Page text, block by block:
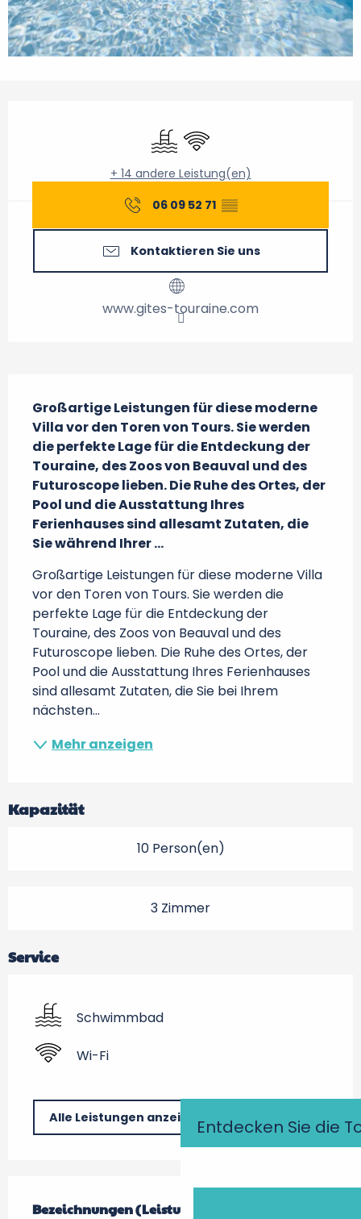
Entdecken Sie die
Schwimmbad
Wi-Fi
+ 14 andere Leistung(en)
06 09 52 71 ▒▒
Kontaktieren Sie uns
www.gites-touraine.com
Großartige Leistungen für diese moderne
Villa vor den Toren von Tours. Sie werden
die perfekte Lage für die Entdeckung der
Touraine, des Zoos von Beauval und des
Futuroscope lieben. Die Ruhe des Ortes, der
Pool und die Ausstattung Ihres
Ferienhauses sind allesamt Zutaten, die
Sie während Ihrer ...
Großartige Leistungen für diese moderne Villa
vor den Toren von Tours. Sie werden die
perfekte Lage für die Entdeckung der
Touraine, des Zoos von Beauval und des
Futuroscope lieben. Die Ruhe des Ortes, der
Pool und die Ausstattung Ihres Ferienhauses
sind allesamt Zutaten, die Sie bei Ihrem
nächsten...
Mehr anzeigen
Kapazität
10 Person(en)
3 Zimmer
Service
Schwimmbad
Wi-Fi
Alle Leistungen anzeigen
Leistungensmöglichkeiten
Bezeichnungen (Leistungsmerkmale)
Bezeichnungen (Leistungsmerkmale)